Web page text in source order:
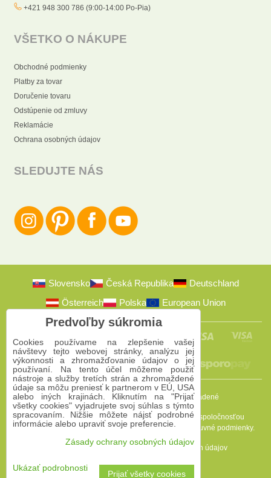
+421 948 300 786 (9:00-14:00 Po-Pia)
VŠETKO O NÁKUPE
Obchodné podmienky
Platby za tovar
Doručenie tovaru
Odstúpenie od zmluvy
Reklamácie
Ochrana osobných údajov
SLEDUJTE NÁS
Slovensko Česká Republika
Deutschland
Österreich
Polska European Union
2009-2026 © Bomba s.r.o.Všetky práva vyhradené
Táto stránka je chránená programom reCAPTCHA a spoločnosťou
Google. PlatiaPravidlá ochrany osobných údajov Zmluvné podmienky.
Predvoľby súkromia
Zásady ochrany osobných údajov
Predvoľby súkromia
Cookies používame na zlepšenie vašej
návštevy tejto webovej stránky, analýzu jej
výkonnosti a zhromažďovanie údajov o jej
používaní. Na tento účel môžeme použiť
nástroje a služby tretích strán a zhromaždené
údaje sa môžu preniesť k partnerom v EÚ, USA
alebo iných krajinách. Kliknutím na "Prijať
všetky cookies" vyjadrujete svoj súhlas s týmto
spracovaním. Nižšie môžete nájsť podrobné
informácie alebo upraviť svoje preferencie.
Zásady ochrany osobných údajov
Ukázať podrobnosti
Prijať všetky cookies